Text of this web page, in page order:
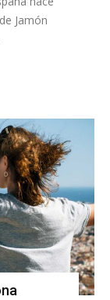
Jamón